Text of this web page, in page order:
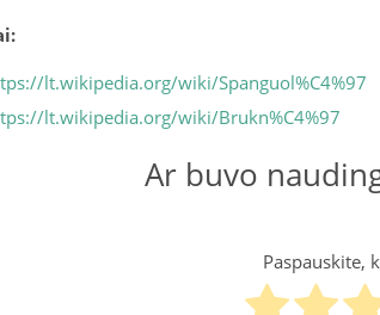
lt.wikipedia.org/wiki/Spanguol%C4%97
lt.wikipedia.org/wiki/Brukn%C4%97
Ar buvo
Paspauskite,